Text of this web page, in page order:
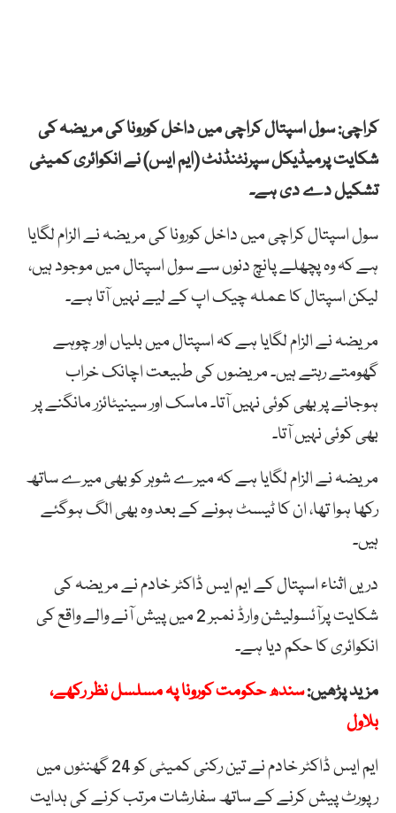
کراچی: سول اسپتال کراچی میں داخل کورونا کی مریضہ کی
شکایت پرمیڈیکل سپرنٹنڈنٹ (ایم ایس) نے انکوائری کمیٹی
تشکیل دے دی ہے۔
سول اسپتال کراچی میں داخل کورونا کی مریضہ نے الزام لگایا
ہے کہ وہ پچھلے پانچ دنوں سے سول اسپتال میں موجود ہیں،
لیکن اسپتال کا عملہ چیک اپ کے لیے نہیں آتا ہے۔
مریضہ نے الزام لگایا ہے کہ اسپتال میں بلیاں اور چوہے
گھومتے رہتے ہیں۔ مریضوں کی طبیعت اچانک خراب
ہوجانے پر بھی کوئی نہیں آتا۔ ماسک اور سینیٹائزر مانگنے پر
بھی کوئی نہیں آتا۔
مریضہ نے الزام لگایا ہے کہ میرے شوہر کو بھی میرے ساتھ
رکھا ہوا تھا، ان کا ٹیسٹ ہونے کے بعد وہ بھی الگ ہوگئے
ہیں۔
دریں اثناء اسپتال کے ایم ایس ڈاکٹر خادم نے مریضہ کی
شکایت پرآئسولیشن وارڈ نمبر 2 میں پیش آنے والے واقع کی
انکوائری کا حکم دیا ہے۔
مزید پڑھیں:سندھ حکومت کورونا پہ مسلسل نظر رکھے،
بلاول
ایم ایس ڈاکٹر خادم نے تین رکنی کمیٹی کو 24 گھنٹوں میں
رپورٹ پیش کرنے کے ساتھ سفارشات مرتب کرنے کی ہدایت